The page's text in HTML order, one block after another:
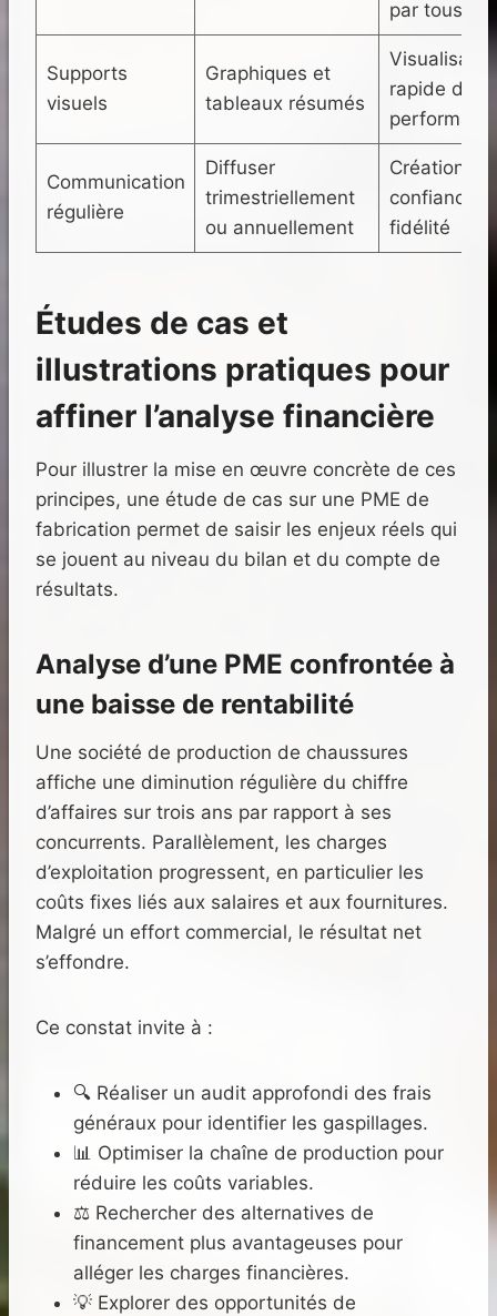
par tous
Supports
visuels
Graphiques et
tableaux résumés
rapide des
Communication
régulière
Diffuser
trimestriellement
ou annuellement
Création de
confiance
fidélité
Études de cas et
illustrations pratiques pour
affiner l’analyse financière
Pour illustrer la mise en œuvre concrète de ces
principes, une étude de cas sur une PME de
fabrication permet de saisir les enjeux réels qui
se jouent au niveau du bilan et du compte de
résultats.
Analyse d’une PME confrontée à
une baisse de rentabilité
Une société de production de chaussures
affiche une diminution régulière du chiffre
d’affaires sur trois ans par rapport à ses
concurrents. Parallèlement, les charges
d’exploitation progressent, en particulier les
coûts fixes liés aux salaires et aux fournitures.
Malgré un effort commercial, le résultat net
s’effondre.
Ce constat invite à :
🔍 Réaliser un audit approfondi des frais
généraux pour identifier les gaspillages.
📊 Optimiser la chaîne de production pour
réduire les coûts variables.
⚖️ Rechercher des alternatives de
financement plus avantageuses pour
alléger les charges financières.
💡 Explorer des opportunités de